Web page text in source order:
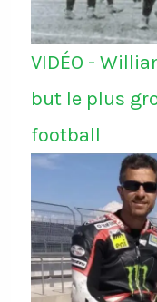
VIDÉO -
but le plus
football